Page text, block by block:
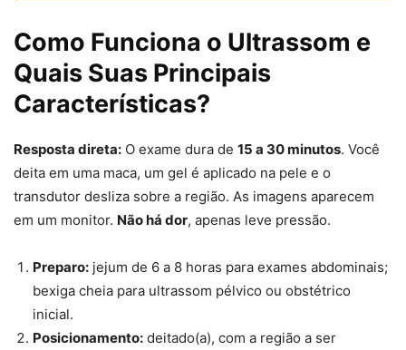
Como Funciona o Ultrassom e
Quais Suas Principais
Características?
Resposta direta: O exame dura de 15 a 30 minutos. Você
deita em uma maca, um gel é aplicado na pele e o
transdutor desliza sobre a região. As imagens aparecem
em um monitor. Não há dor, apenas leve pressão.
Preparo: jejum de 6 a 8 horas para exames abdominais;
bexiga cheia para ultrassom pélvico ou obstétrico
inicial.
Posicionamento: deitado(a), com a região a ser